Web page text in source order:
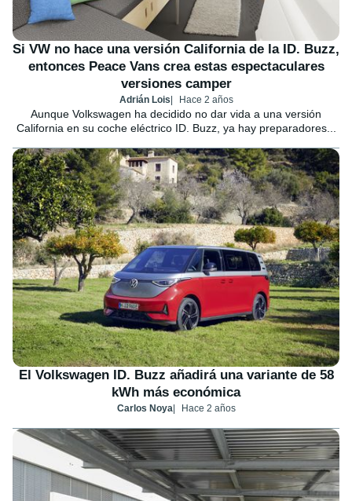
Si VW no hace una versión California de la ID. Buzz,
entonces Peace Vans crea estas espectaculares
versiones camper
Adrián Lois Hace 2 años
Aunque Volkswagen ha decidido no dar vida a una versión
California en su coche eléctrico ID. Buzz, ya hay preparadores...
El Volkswagen ID. Buzz añadirá una variante de 58
kWh más económica
Carlos Noya Hace 2 años